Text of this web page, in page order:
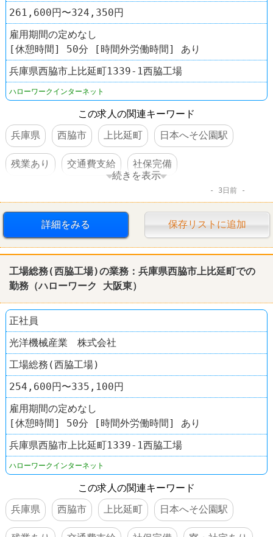
261,600円〜324,350円
雇用期間の定めなし
[休憩時間] 50分 [時間外労働時間] あり
兵庫県西脇市上比延町1339-1西脇工場
ハローワークインターネット
この求人の関連キーワード
兵庫県
西脇市 上比延町 日本へそ公園駅
残業あり 交通費支給 社保完備
工場
続きを表示
3日前
詳細をみる 保存リストに追加
工場総務(西脇工場)の業務：兵庫県西脇市上比延町での
勤務（ハローワーク 大阪東）
正社員
光洋機械産業 株式会社
工場総務(西脇工場)
254,600円〜335,100円
雇用期間の定めなし
[休憩時間] 50分 [時間外労働時間] あり
兵庫県西脇市上比延町1339-1西脇工場
ハローワークインターネット
この求人の関連キーワード
兵庫県
西脇市 上比延町 日本へそ公園駅